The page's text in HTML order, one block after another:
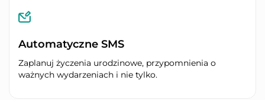
Automatyczne SMS
Zaplanuj życzenia urodzinowe, przypomnienia o
ważnych wydarzeniach i nie tylko.